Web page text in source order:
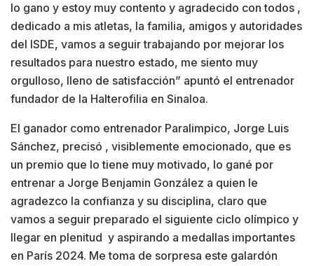
lo gano y estoy muy contento y agradecido con todos ,
dedicado a mis atletas, la familia, amigos y autoridades
del ISDE, vamos a seguir trabajando por mejorar los
resultados para nuestro estado, me siento muy
orgulloso, lleno de satisfacción” apuntó el entrenador
fundador de la Halterofilia en Sinaloa.
El ganador como entrenador Paralimpico, Jorge Luis
Sánchez, precisó , visiblemente emocionado, que es
un premio que lo tiene muy motivado, lo gané por
entrenar a Jorge Benjamin González a quien le
agradezco la confianza y su disciplina, claro que
vamos a seguir preparado el siguiente ciclo olímpico y
llegar en plenitud y aspirando a medallas importantes
en París 2024. Me toma de sorpresa este galardón